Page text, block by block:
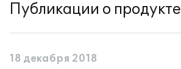
Публикации о продукте
18 декабря 2018